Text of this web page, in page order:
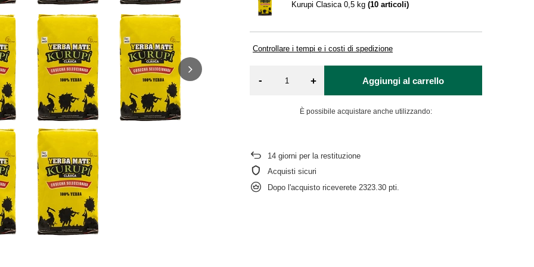
Kurupi Clasica 0,5 kg (10 articoli)
Controllare i tempi e i costi di spedizione
- + Aggiungi al carrello
È possibile acquistare anche utilizzando:
14 giorni per la restituzione
Acquisti sicuri
Dopo l'acquisto riceverete 2323.30 pti.